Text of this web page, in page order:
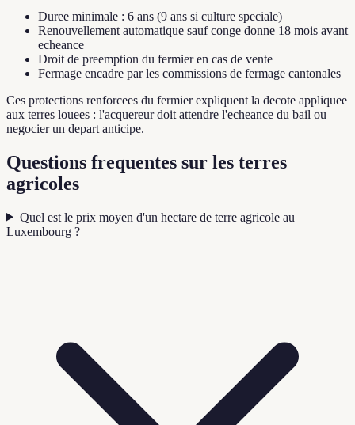
Duree minimale : 6 ans (9 ans si culture speciale)
Renouvellement automatique sauf conge donne 18 mois avant
echeance
Droit de preemption du fermier en cas de vente
Fermage encadre par les commissions de fermage cantonales
Ces protections renforcees du fermier expliquent la decote appliquee
aux terres louees : l'acquereur doit attendre l'echeance du bail ou
negocier un depart anticipe.
Questions frequentes sur les terres
agricoles
Quel est le prix moyen d'un hectare de terre agricole au
Luxembourg ?